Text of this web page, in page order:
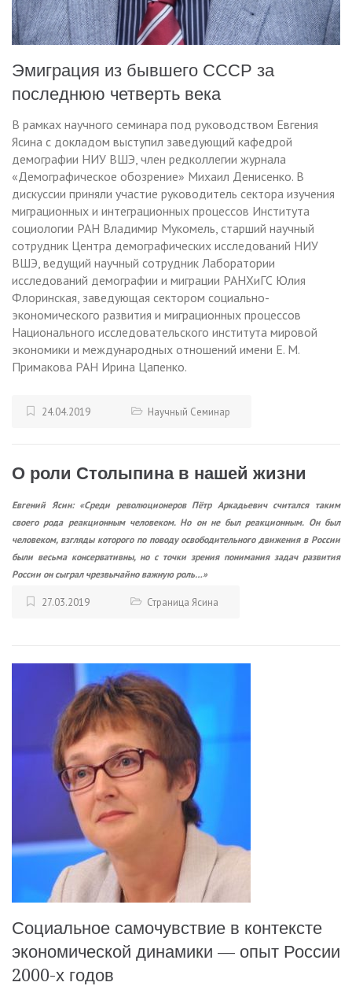
Эмиграция из бывшего СССР за
последнюю четверть века
В рамках научного семинара под руководством Евгения
Ясина с докладом выступил заведующий кафедрой
демографии НИУ ВШЭ, член редколлегии журнала
«Демографическое обозрение» Михаил Денисенко. В
дискуссии приняли участие руководитель сектора изучения
миграционных и интеграционных процессов Института
социологии РАН Владимир Мукомель, старший научный
сотрудник Центра демографических исследований НИУ
ВШЭ, ведущий научный сотрудник Лаборатории
исследований демографии и миграции РАНХиГС Юлия
Флоринская, заведующая сектором социально-
экономического развития и миграционных процессов
Национального исследовательского института мировой
экономики и международных отношений имени Е. М.
Примакова РАН Ирина Цапенко.
24.04.2019 Научный Семинар
О роли Столыпина в нашей жизни
Евгений Ясин: «Среди революционеров Пётр Аркадьевич считался таким
своего рода реакционным человеком. Но он не был реакционным. Он был
человеком, взгляды которого по поводу освободительного движения в России
были весьма консервативны, но с точки зрения понимания задач развития
России он сыграл чрезвычайно важную роль…»
27.03.2019 Страница Ясина
Социальное самочувствие в контексте
экономической динамики — опыт России
2000-х годов